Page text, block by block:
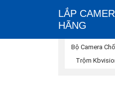
LẮP
HÃNG
Bộ Camera
Trộm